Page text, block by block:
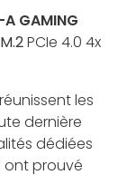
GAMING
M.2PCIe 4.0 4x
les
dernière
dédiées
ont prouvé